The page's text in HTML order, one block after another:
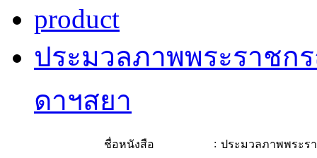
product
ประมวลภาพพระราชก
ดาฯสยา
ชื่อหนังสือ : ประมวลภาพพระร